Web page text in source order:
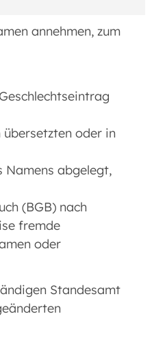
annehmen, zum
oder in
Namens abgelegt,
(BGB) nach
fremde
oder
Standesamt